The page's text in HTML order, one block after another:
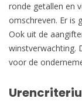
ronde getallen en
omschreven. Er is
Ook uit de
winstverwachting.
voor de